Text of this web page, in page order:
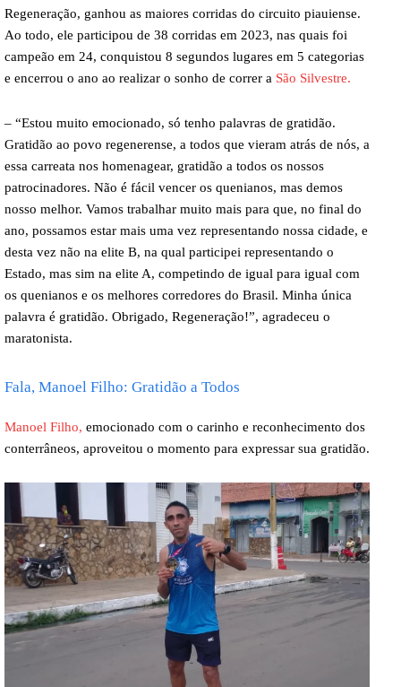
Regeneração, ganhou as maiores corridas do circuito piauiense.
Ao todo, ele participou de 38 corridas em 2023, nas quais foi
campeão em 24, conquistou 8 segundos lugares em 5 categorias
e encerrou o ano ao realizar o sonho de correr a São Silvestre.
– “Estou muito emocionado, só tenho palavras de gratidão.
Gratidão ao povo regenerense, a todos que vieram atrás de nós, a
essa carreata nos homenagear, gratidão a todos os nossos
patrocinadores. Não é fácil vencer os quenianos, mas demos
nosso melhor. Vamos trabalhar muito mais para que, no final do
ano, possamos estar mais uma vez representando nossa cidade, e
desta vez não na elite B, na qual participei representando o
Estado, mas sim na elite A, competindo de igual para igual com
os quenianos e os melhores corredores do Brasil. Minha única
palavra é gratidão. Obrigado, Regeneração!”, agradeceu o
maratonista.
Fala, Manoel Filho: Gratidão a Todos
Manoel Filho, emocionado com o carinho e reconhecimento dos
conterrâneos, aproveitou o momento para expressar sua gratidão.